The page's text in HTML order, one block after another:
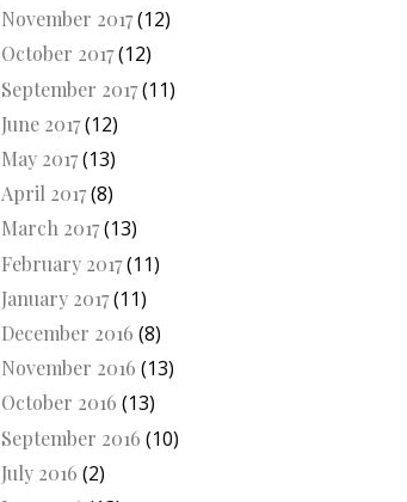
November 2017(12)
October 2017(12)
September 2017(11)
June 2017(12)
May 2017(13)
April 2017(8)
March 2017(13)
February 2017(11)
January 2017(11)
December 2016 (8)
November 2016 (13)
October 2016 (13)
September 2016 (10)
July 2016 (2)